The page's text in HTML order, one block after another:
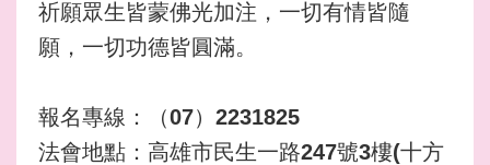
祈願眾生皆蒙佛光加注，一切有情皆隨
願，一切功德皆圓滿。
報名專線：（07）2231825
法會地點：高雄市民生一路247號3樓(十方